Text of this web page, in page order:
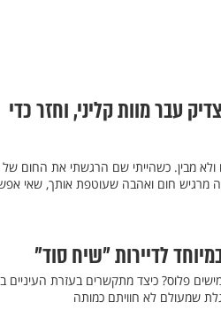
עבר מוות קליני, וחזר כדי
ולא מבין. כשהייתי שם הרגשתי את החום של
מרגיש חום ואהבה שעוטפת אותך, שאי
לדיירות "שיח סוד"
בנות החמישים פלוס? כיצד מתקשרים בעזרת
שמעולם לא חוויתם כמותה